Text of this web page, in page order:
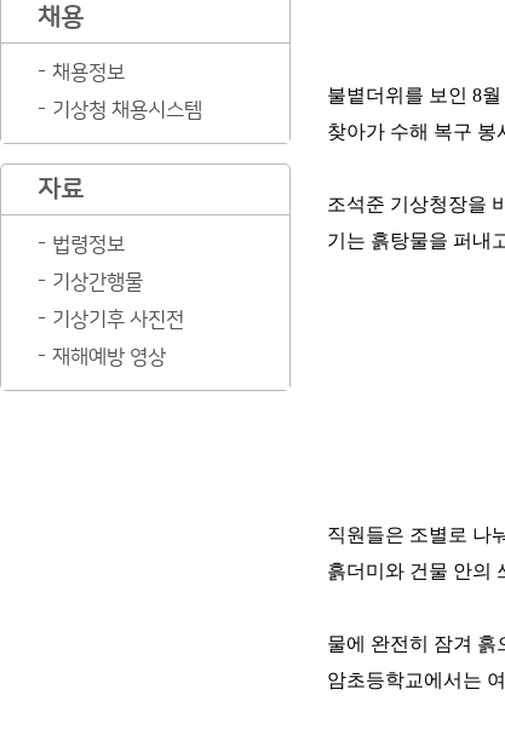
채용
채용정보
기상청 채용시스템
자료
법령정보
기상간행물
기상기후 사진전
재해예방 영상
불볕더위를 보인 8
찾아가 수해 복구 봉
조석준 기상청장을
기는 흙탕물을 퍼내
직원들은 조별로 나
흙더미와 건물 안의
물에 완전히 잠겨 흙
암초등학교에서는